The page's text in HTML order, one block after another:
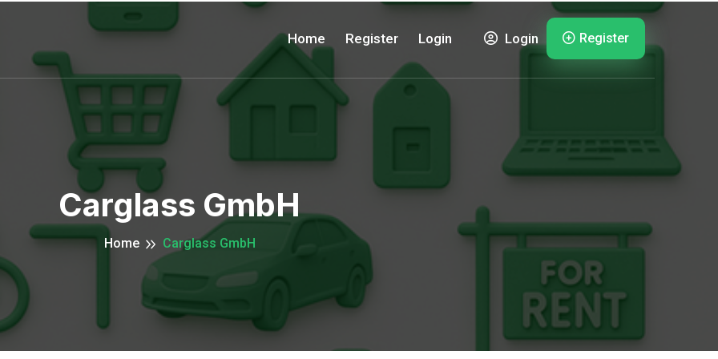
Home Register Login Login Register
Carglass GmbH
Home Carglass GmbH